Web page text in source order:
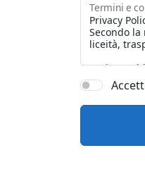
Termini e